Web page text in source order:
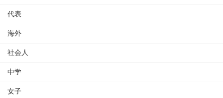
代表
海外
社会人
中学
女子